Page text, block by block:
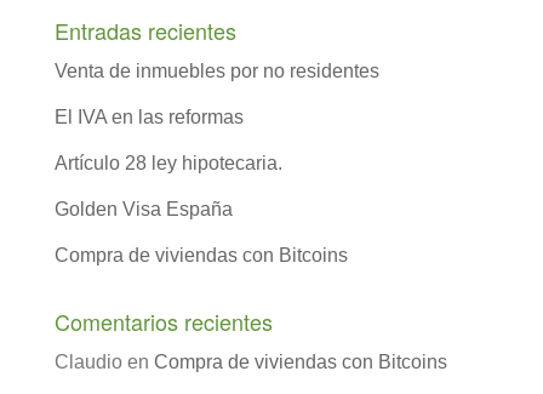
Entradas recientes
Venta de inmuebles por no residentes
El IVA en las reformas
Artículo 28 ley hipotecaria.
Golden Visa España
Compra de viviendas con Bitcoins
Comentarios recientes
Claudioen Compra de viviendas con Bitcoins